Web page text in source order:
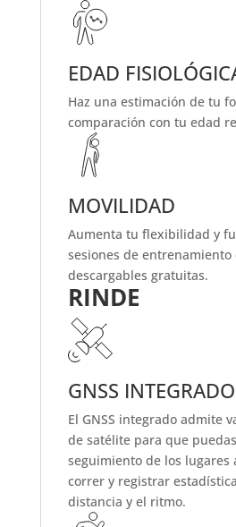
EDAD
Haz una estimación de tu
comparación con tu edad
MOVILIDAD
Aumenta tu flexibilidad y
sesiones de
descargables gratuitas.
RINDE
GNSS INTEGRADO
El GNSS integrado admite
de satélite para que
seguimiento de los lugares
correr y registrar
distancia y el ritmo.